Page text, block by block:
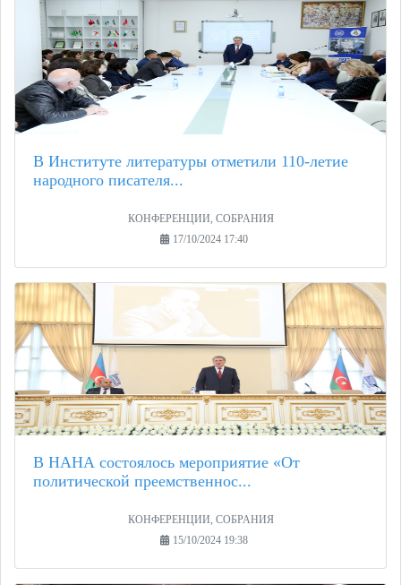
В Институте литературы отметили 110-летие
народного писателя...
КОНФЕРЕНЦИИ, СОБРАНИЯ
17/10/2024 17:40
В НАНА состоялось мероприятие «От
политической преемственнос...
КОНФЕРЕНЦИИ, СОБРАНИЯ
15/10/2024 19:38